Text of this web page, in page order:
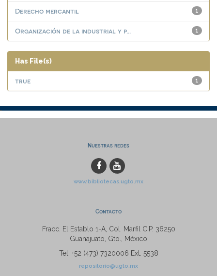
1
Derecho mercantil
1
Organización de la industrial y p...
Has File(s)
1
true
Nuestras redes
www.bibliotecas.ugto.mx
Contacto
Fracc. El Establo 1-A, Col. Marfil C.P. 36250
Guanajuato, Gto., México
Tel: +52 (473) 7320006 Ext. 5538
repositorio@ugto.mx